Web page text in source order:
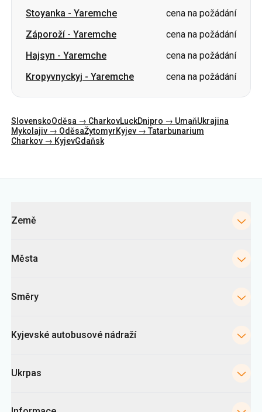
Kropyvnyckyj-Yaremche cena na požádání
SlovenskoOděsa → Charkov Dnipro → Umaň Ukrajina
Charkov → KyjevGdaňsk
Kategorie